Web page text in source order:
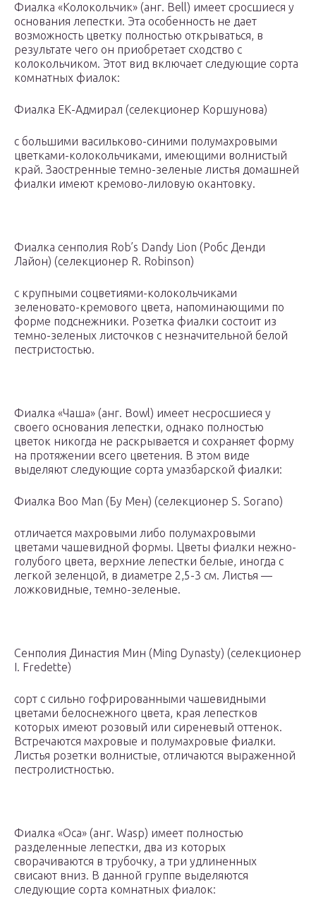
Фиалка «Колокольчик» (анг. Вell) имеет сросшиеся у
основания лепестки. Эта особенность не дает
возможность цветку полностью открываться, в
результате чего он приобретает сходство с
колокольчиком. Этот вид включает следующие сорта
комнатных фиалок:
Фиалка ЕК-Адмирал (селекционер Коршунова)
с большими васильково-синими полумахровыми
цветками-колокольчиками, имеющими волнистый
край. Заостренные темно-зеленые листья домашней
фиалки имеют кремово-лиловую окантовку.
Фиалка сенполия Rob’s Dandy Lion (Робс Денди
Лайон) (селекционер R. Robinson)
с крупными соцветиями-колокольчиками
зеленовато-кремового цвета, напоминающими по
форме подснежники. Розетка фиалки состоит из
темно-зеленых листочков с незначительной белой
пестристостью.
Фиалка «Чаша» (анг. Bowl) имеет несросшиеся у
своего основания лепестки, однако полностью
цветок никогда не раскрывается и сохраняет форму
на протяжении всего цветения. В этом виде
выделяют следующие сорта умазбарской фиалки:
Фиалка Boo Man (Бу Мен) (селекционер S. Sorano)
отличается махровыми либо полумахровыми
цветами чашевидной формы. Цветы фиалки нежно-
голубого цвета, верхние лепестки белые, иногда с
легкой зеленцой, в диаметре 2,5-3 см. Листья —
ложковидные, темно-зеленые.
Сенполия Династия Мин (Ming Dynasty) (селекционер
I. Fredette)
сорт с сильно гофрированными чашевидными
цветами белоснежного цвета, края лепестков
которых имеют розовый или сиреневый оттенок.
Встречаются махровые и полумахровые фиалки.
Листья розетки волнистые, отличаются выраженной
пестролистностью.
Фиалка «Оса» (анг. Wasp) имеет полностью
разделенные лепестки, два из которых
сворачиваются в трубочку, а три удлиненных
свисают вниз. В данной группе выделяются
следующие сорта комнатных фиалок: